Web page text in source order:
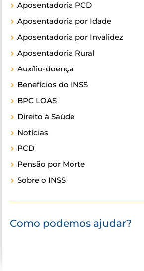
Aposentadoria PCD
Aposentadoria por Idade
Aposentadoria por Invalidez
Aposentadoria Rural
Auxílio-doença
Benefícios do INSS
BPC LOAS
Direito à Saúde
Notícias
PCD
Pensão por Morte
Sobre o INSS
Como podemos ajudar?